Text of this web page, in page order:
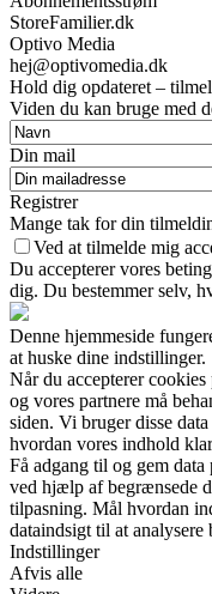
StoreFamilier.dk
Optivo Media
hej@optivomedia.dk
Hold dig opdateret –
Viden du kan bruge med
Din mail
Registrer
Mange tak for din
Ved at tilmelde mig
Du accepterer vores
dig. Du bestemmer selv,
Denne hjemmeside
at huske dine indstillinger.
Når du accepterer
og vores partnere må
siden. Vi bruger disse
hvordan vores indhold
Få adgang til og gem
ved hjælp af begrænsede
tilpasning. Mål hvordan
dataindsigt til at
Indstillinger
Afvis alle